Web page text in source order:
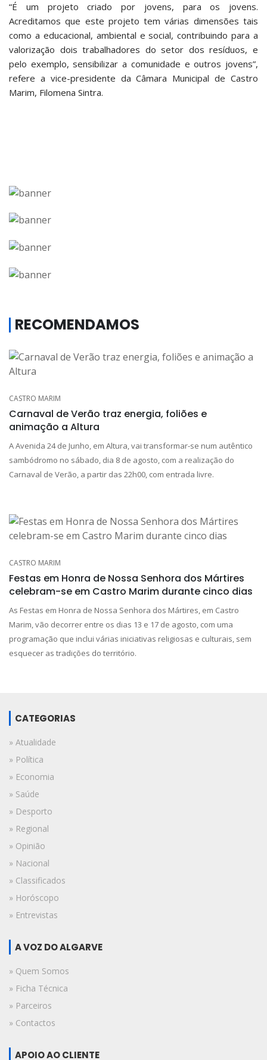
“É um projeto criado por jovens, para os jovens.
Acreditamos que este projeto tem várias dimensões tais
como a educacional, ambiental e social, contribuindo para a
valorização dois trabalhadores do setor dos resíduos, e
pelo exemplo, sensibilizar a comunidade e outros jovens”,
refere a vice-presidente da Câmara Municipal de Castro
Marim, Filomena Sintra.
RECOMENDAMOS
CASTRO MARIM
Carnaval de Verão traz energia, foliões e
animação a Altura
A Avenida 24 de Junho, em Altura, vai transformar-se num autêntico
sambódromo no sábado, dia 8 de agosto, com a realização do
Carnaval de Verão, a partir das 22h00, com entrada livre.
CASTRO MARIM
Festas em Honra de Nossa Senhora dos Mártires
celebram-se em Castro Marim durante cinco dias
As Festas em Honra de Nossa Senhora dos Mártires, em Castro
Marim, vão decorrer entre os dias 13 e 17 de agosto, com uma
programação que inclui várias iniciativas religiosas e culturais, sem
esquecer as tradições do território.
CATEGORIAS
» Atualidade
» Política
» Economia
» Saúde
» Desporto
» Regional
» Opinião
» Nacional
» Classificados
» Horóscopo
» Entrevistas
A VOZ DO ALGARVE
» Quem Somos
» Ficha Técnica
» Parceiros
» Contactos
APOIO AO CLIENTE